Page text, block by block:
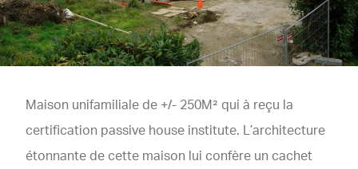
Maison unifamiliale de +/- 250M² qui à reçu la
certification passive house institute. L’architecture
étonnante de cette maison lui confère un cachet